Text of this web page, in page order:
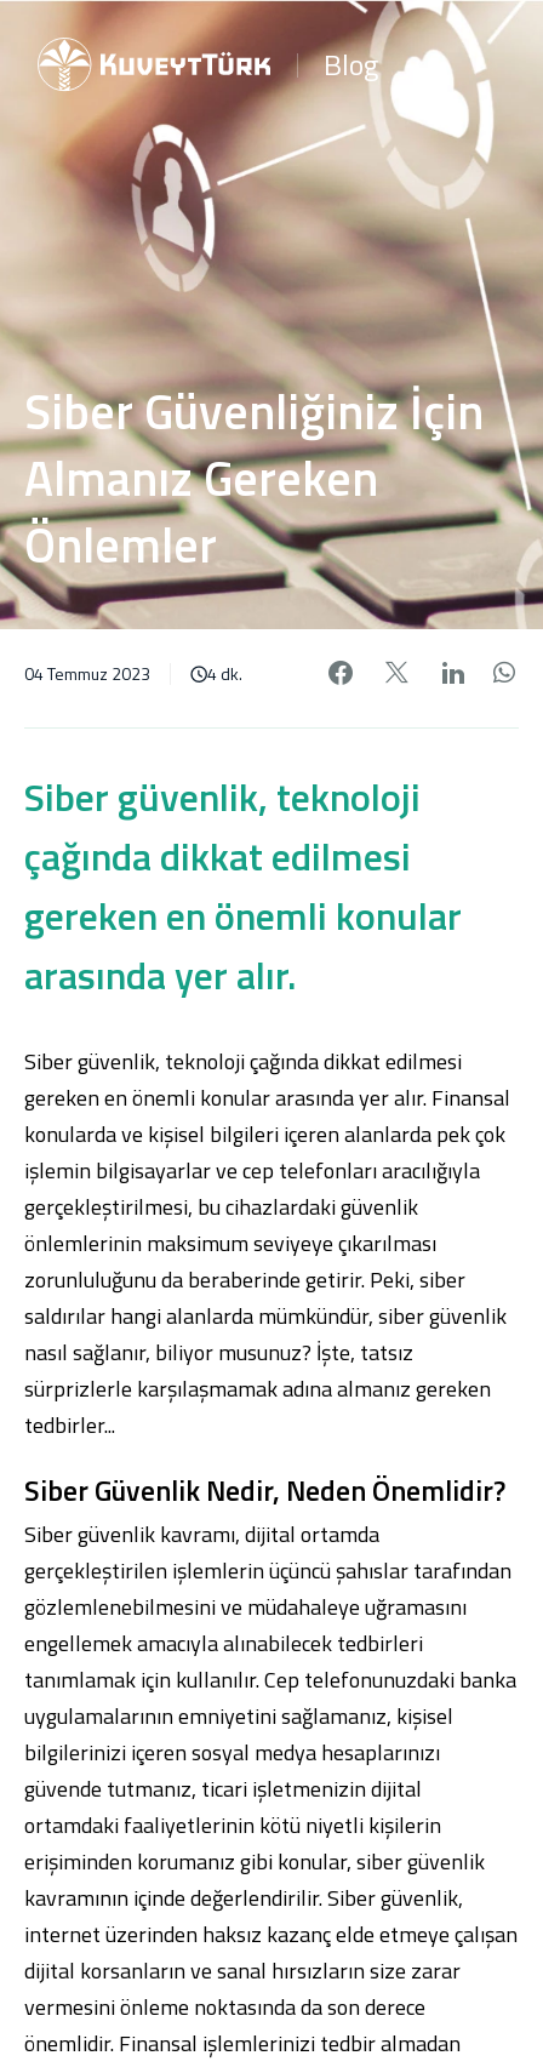
Blog
Siber Güvenliğiniz İçin
Almanız Gereken
Önlemler
04 Temmuz 2023 4 dk. Facebook'da
X'de
Siber güvenlik, teknoloji
çağında dikkat edilmesi
gereken en önemli konular
arasında yer alır.
Siber güvenlik, teknoloji çağında dikkat edilmesi
gereken en önemli konular arasında yer alır. Finansal
konularda ve kişisel bilgileri içeren alanlarda pek çok
işlemin bilgisayarlar ve cep telefonları aracılığıyla
gerçekleştirilmesi, bu cihazlardaki güvenlik
önlemlerinin maksimum seviyeye çıkarılması
zorunluluğunu da beraberinde getirir. Peki, siber
saldırılar hangi alanlarda mümkündür, siber güvenlik
nasıl sağlanır, biliyor musunuz? İşte, tatsız
sürprizlerle karşılaşmamak adına almanız gereken
tedbirler...
Siber Güvenlik Nedir, Neden Önemlidir?
Siber güvenlik kavramı, dijital ortamda
gerçekleştirilen işlemlerin üçüncü şahıslar tarafından
gözlemlenebilmesini ve müdahaleye uğramasını
engellemek amacıyla alınabilecek tedbirleri
tanımlamak için kullanılır. Cep telefonunuzdaki banka
uygulamalarının emniyetini sağlamanız, kişisel
bilgilerinizi içeren sosyal medya hesaplarınızı
güvende tutmanız, ticari işletmenizin dijital
ortamdaki faaliyetlerinin kötü niyetli kişilerin
erişiminden korumanız gibi konular, siber güvenlik
kavramının içinde değerlendirilir. Siber güvenlik,
internet üzerinden haksız kazanç elde etmeye çalışan
dijital korsanların ve sanal hırsızların size zarar
vermesini önleme noktasında da son derece
önemlidir. Finansal işlemlerinizi tedbir almadan